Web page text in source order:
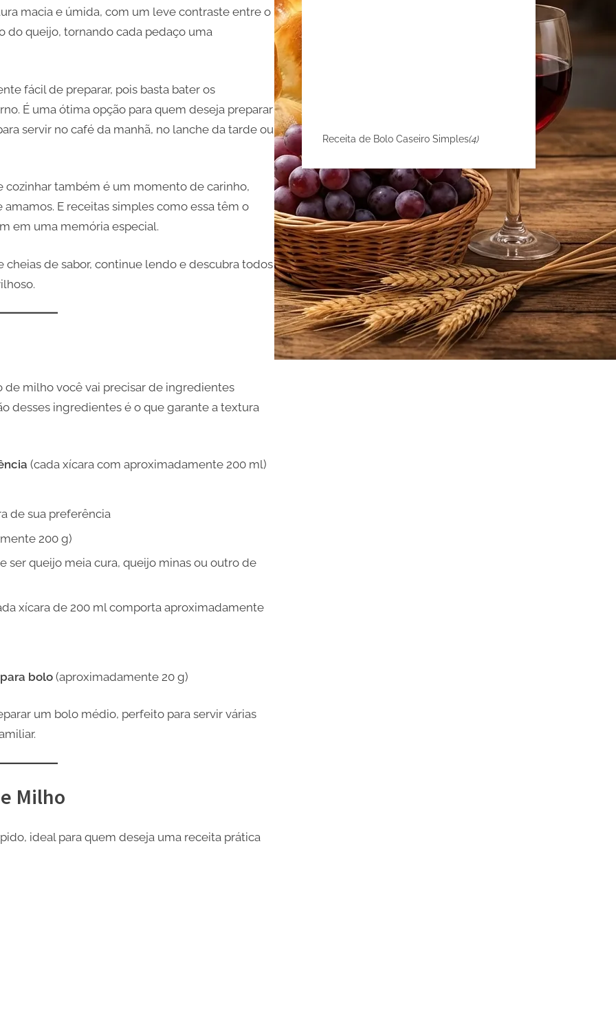
macia e úmida, com um leve contraste entre o
do queijo, tornando cada pedaço uma
fácil de preparar, pois basta bater os
É uma ótima opção para quem deseja preparar
servir no café da manhã, no lanche da tarde ou
cozinhar também é um momento de carinho,
E receitas simples como essa têm o
em uma memória especial.
cheias de sabor, continue lendo e descubra todos
de milho você vai precisar de ingredientes
desses ingredientes é o que garante a textura
(cada xícara com aproximadamente 200 ml)
de sua preferência
200 g)
ser queijo meia cura, queijo minas ou outro de
xícara de 200 ml comporta aproximadamente
bolo (aproximadamente 20 g)
um bolo médio, perfeito para servir várias
Milho
ideal para quem deseja uma receita prática
Receita de Bolo Caseiro Simples(4)